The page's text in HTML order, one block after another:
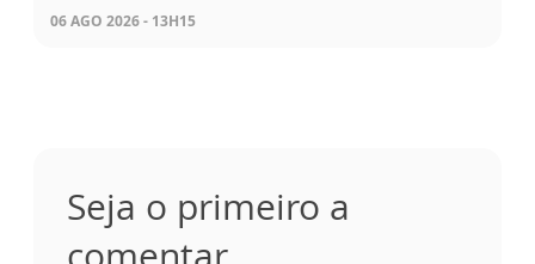
06 AGO 2026 - 13H15
Seja o primeiro a